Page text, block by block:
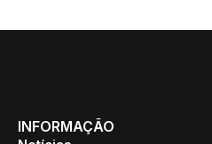
INFORMAÇÃO